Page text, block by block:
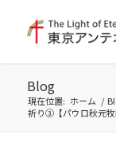
Blog
現在位置: ホーム /
祈り③【パウロ秋元牧